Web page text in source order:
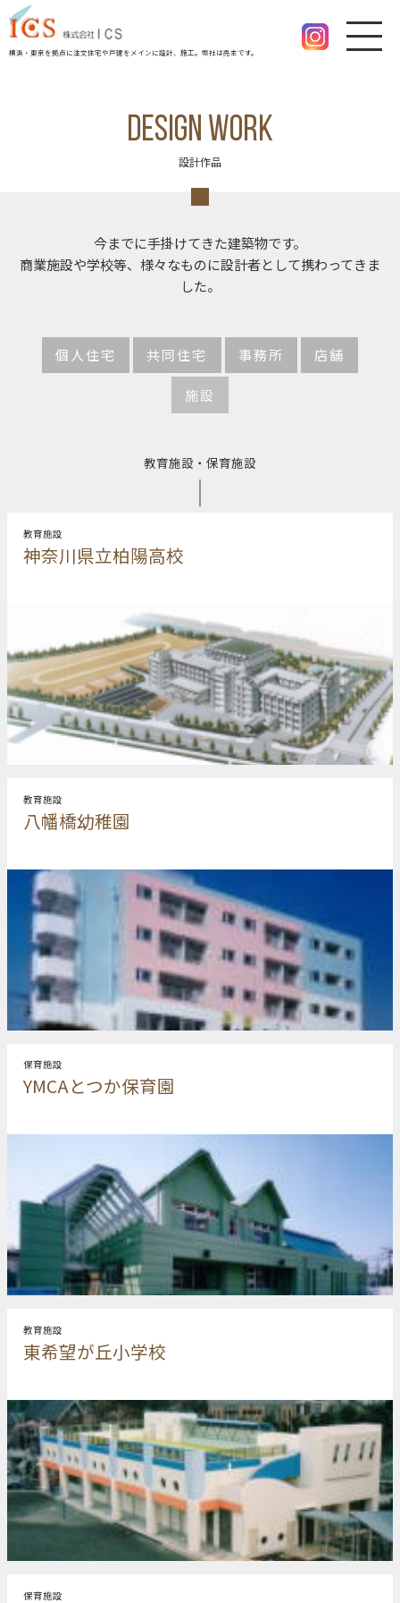
横浜・東京を拠点に注文住宅や戸建をメインに設計、施工。幣社は売主です。
DESIGN WORK
設計作品
今までに手掛けてきた建築物です。
商業施設や学校等、様々なものに設計者として携わってきま
した。
個人住宅 共同住宅 事務所 店舗
施設
教育施設・保育施設
教育施設
神奈川県立柏陽高校
教育施設
八幡橋幼稚園
保育施設
YMCAとつか保育園
教育施設
東希望が丘小学校
保育施設